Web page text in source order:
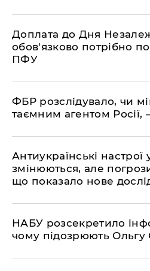
Доплата до Дня
обов'язково потрібно
ПФУ
ФБР розслідувало, чи
таємним агентом Росії,
Антиукраїнські настрої
змінюються, але
що показало нове
НАБУ розсекретило
чому підозрюють Ольгу